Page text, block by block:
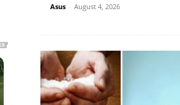
Asus - August 4, 2026